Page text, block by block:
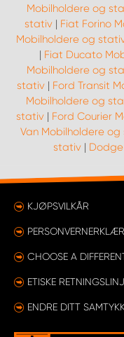
Mobilholdere og
stativ| Fiat Forino
Mobilholdere og
| Fiat Ducato
Mobilholdere og
stativ | Ford Transit
Mobilholdere og
stativ | Ford Courier
Van Mobilholdere
stativ|
KJØPSVILKÅR
CHOOSE A
ETISKE
ENDRE DITT